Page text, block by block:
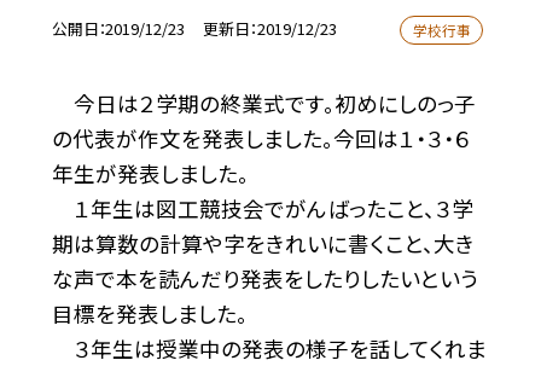
公開日 2019/12/23 更新日 2019/12/23 学校行事
今日は２学期の終業式です。初めにしのっ子
の代表が作文を発表しました。今回は１・３・６
年生が発表しました。
１年生は図工競技会でがんばったこと、３学
期は算数の計算や字をきれいに書くこと、大き
な声で本を読んだり発表をしたりしたいという
目標を発表しました。
３年生は授業中の発表の様子を話してくれま